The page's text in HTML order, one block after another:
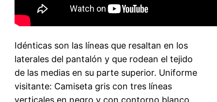
Idénticas son las líneas que resaltan en los
laterales del pantalón y que rodean el tejido
de las medias en su parte superior. Uniforme
visitante: Camiseta gris con tres líneas
verticales en negro y con contorno blanco,